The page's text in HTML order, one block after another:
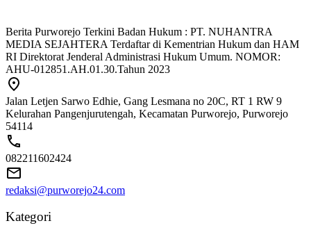
Berita Purworejo Terkini Badan Hukum : PT. NUHANTRA
MEDIA SEJAHTERA Terdaftar di Kementrian Hukum dan HAM
RI Direktorat Jenderal Administrasi Hukum Umum. NOMOR:
AHU-012851.AH.01.30.Tahun 2023
Jalan Letjen Sarwo Edhie, Gang Lesmana no 20C, RT 1 RW 9
Kelurahan Pangenjurutengah, Kecamatan Purworejo, Purworejo
54114
082211602424
redaksi@purworejo24.com
Kategori